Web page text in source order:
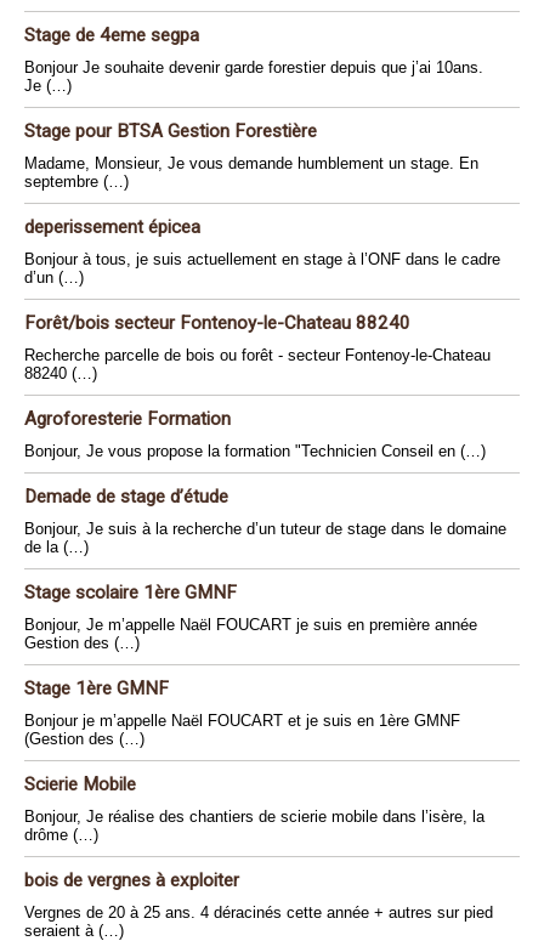
Stage de 4eme segpa
Bonjour Je souhaite devenir garde forestier depuis que j’ai 10ans.
Je (…)
Stage pour BTSA Gestion Forestière
Madame, Monsieur, Je vous demande humblement un stage. En
septembre (…)
deperissement épicea
Bonjour à tous, je suis actuellement en stage à l’ONF dans le cadre
d’un (…)
Forêt/bois secteur Fontenoy-le-Chateau 88240
Recherche parcelle de bois ou forêt - secteur Fontenoy-le-Chateau
88240 (…)
Agroforesterie Formation
Bonjour, Je vous propose la formation "Technicien Conseil en (…)
Demade de stage d’étude
Bonjour, Je suis à la recherche d’un tuteur de stage dans le domaine
de la (…)
Stage scolaire 1ère GMNF
Bonjour, Je m’appelle Naël FOUCART je suis en première année
Gestion des (…)
Stage 1ère GMNF
Bonjour je m’appelle Naël FOUCART et je suis en 1ère GMNF
(Gestion des (…)
Scierie Mobile
Bonjour, Je réalise des chantiers de scierie mobile dans l’isère, la
drôme (…)
bois de vergnes à exploiter
Vergnes de 20 à 25 ans. 4 déracinés cette année + autres sur pied
seraient à (…)